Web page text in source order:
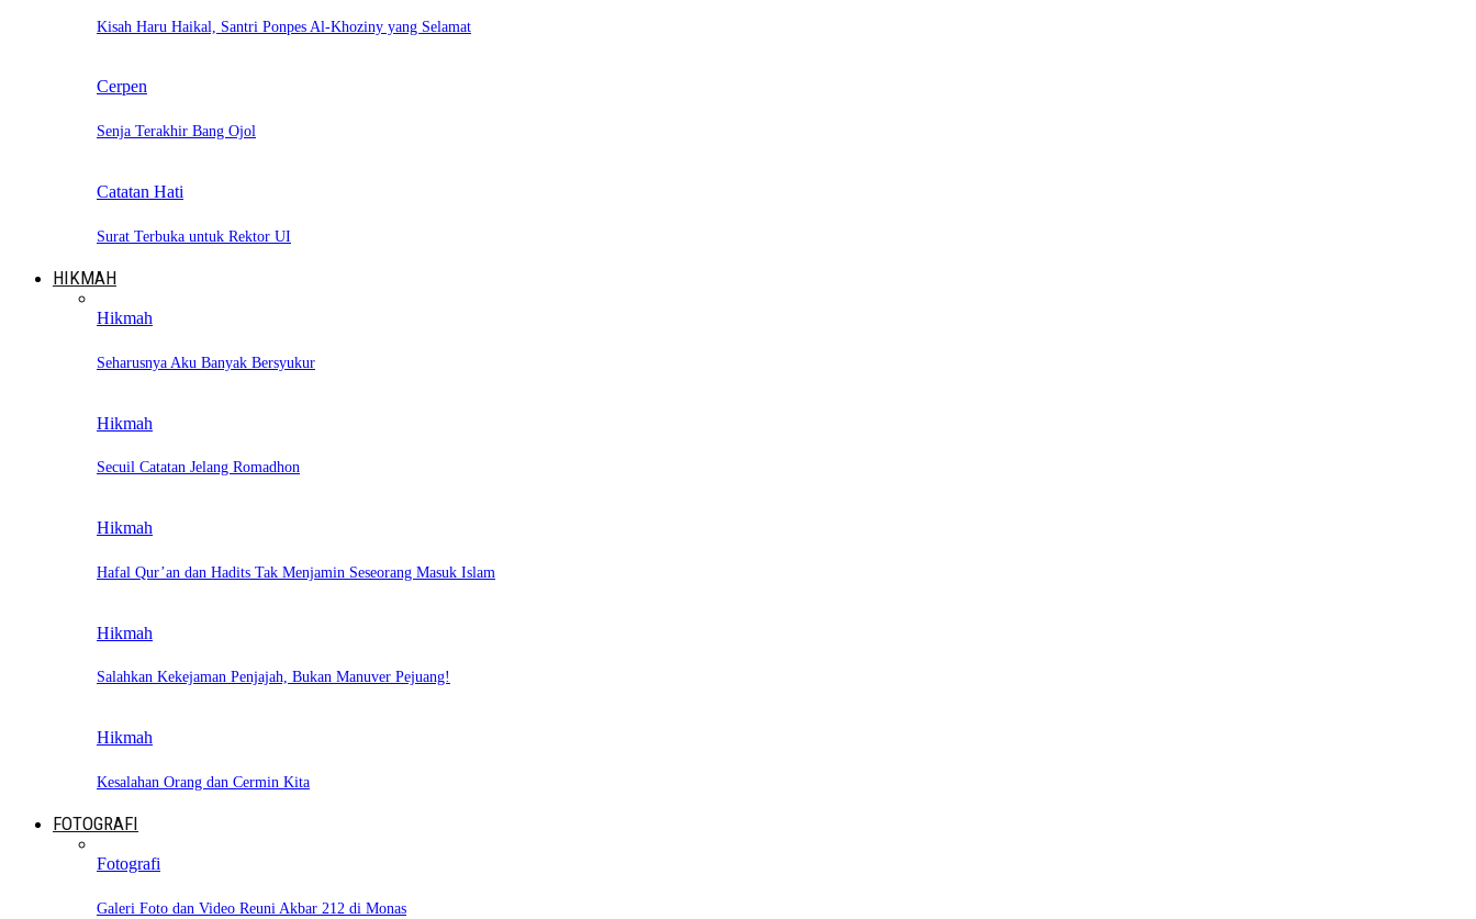
Kisah Haru Haikal, Santri Ponpes Al-Khoziny yang Selamat
Cerpen
Senja Terakhir Bang Ojol
Catatan Hati
Surat Terbuka untuk Rektor UI
HIKMAH
Hikmah
Seharusnya Aku Banyak Bersyukur
Hikmah
Secuil Catatan Jelang Romadhon
Hikmah
Hafal Qur’an dan Hadits Tak Menjamin Seseorang Masuk Islam
Hikmah
Salahkan Kekejaman Penjajah, Bukan Manuver Pejuang!
Hikmah
Kesalahan Orang dan Cermin Kita
FOTOGRAFI
Fotografi
Galeri Foto dan Video Reuni Akbar 212 di Monas